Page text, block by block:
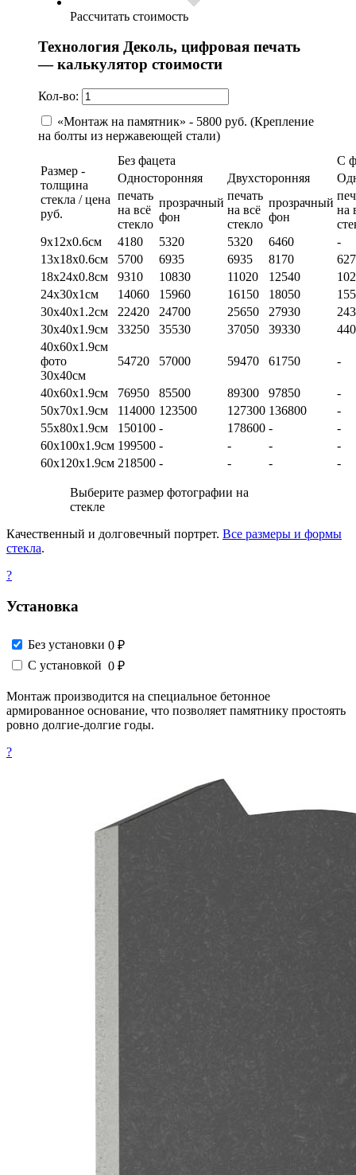
Рассчитать стоимость
Технология Деколь, цифровая печать
— калькулятор стоимости
Кол-во:
«Монтаж на памятник» - 5800 руб. (Крепление
на болты из нержавеющей стали)
Размер -
толщина
стекла / цена
руб.
Без фацета
С
Односторонняя
Двухсторонняя
печать
на всё
стекло
прозрачный
фон
печать
на всё
стекло
прозрачный
фон
на
9х12х0.6см
4180 5320 5320 6460
-
13х18х0.6см
5700 6935 6935 8170
18х24х0.8см
9310 10830 11020 12540
24х30х1см
14060 15960 16150 18050
30х40х1.2см
22420 24700 25650 27930
30х40х1.9см
33250 35530 37050 39330
40х60х1.9см
фото
30х40см
54720 57000 59470 61750 -
40х60х1.9см 76950 85500 89300 97850
-
50х70х1.9см
114000 123500 127300 136800
-
55х80х1.9см
150100 - 178600 -
-
60х100х1.9см 199500 - - -
-
60х120х1.9см 218500 - - - -
Выберите размер фотографии на
стекле
Качественный и долговечный портрет. Все размеры и формы
стекла.
?
Установка
Без установки 0 ₽
С установкой 0 ₽
Монтаж производится на специальное бетонное
армированное основание, что позволяет памятнику простоять
ровно долгие-долгие годы.
?